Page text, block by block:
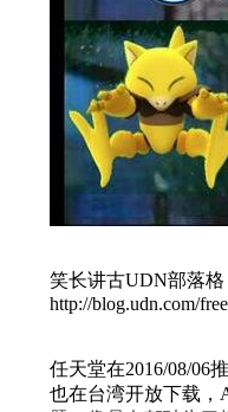
笑长讲古UDN部落格
http://blog.udn.com/
任天堂在2016/08/06
也在台湾开放下载